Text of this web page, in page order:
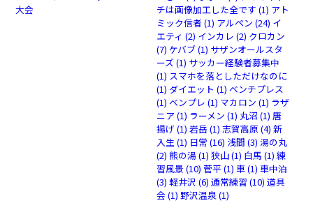
大会
チは画像加工した全です (1) アト
ミック信者 (1) アルペン (24) イ
エティ (2) インカレ (2) クロカン
(7) ケバブ(1) サザンオールスタ
ーズ (1) サッカー経験者募集中
(1) スマホを落としただけなのに
(1) ダイエット (1) ベンチプレス
(1) ベンプレ (1) マカロン (1) ラザ
ニア (1) ラーメン (1) 丸沼 (1) 唐
揚げ (1) 岩岳 (1) 志賀高原(4) 新
入生(1) 日常 (16) 浅間 (3) 湯の丸
(2) 熊の湯(1) 狭山(1) 白馬 (1) 練
習風景(10) 菅平(1) 車(1) 車中泊
(3) 軽井沢 (6) 通常練習 (10) 道具
会 (1) 野沢温泉(1)